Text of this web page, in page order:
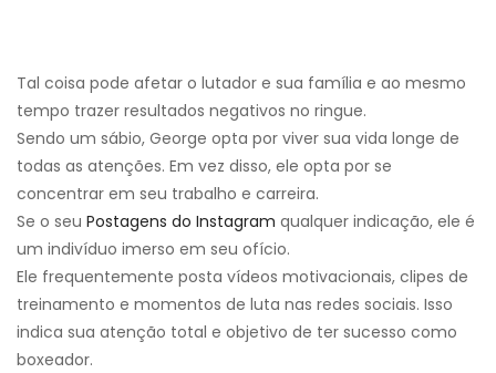
Tal coisa pode afetar o lutador e sua família e ao mesmo
tempo trazer resultados negativos no ringue.
Sendo um sábio, George opta por viver sua vida longe de
todas as atenções. Em vez disso, ele opta por se
concentrar em seu trabalho e carreira.
Se o seu Postagens do Instagram qualquer indicação, ele é
um indivíduo imerso em seu ofício.
Ele frequentemente posta vídeos motivacionais, clipes de
treinamento e momentos de luta nas redes sociais. Isso
indica sua atenção total e objetivo de ter sucesso como
boxeador.